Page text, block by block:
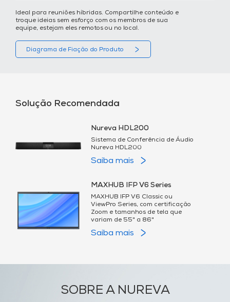
Ideal para reuniões híbridas. Compartilhe conteúdo e
troque ideias sem esforço com os membros de sua
equipe, estejam eles remotos ou no local.
Diagrama de Fiação do Produto
Solução Recomendada
Nureva HDL200
Sistema de Conferência de Áudio
Nureva HDL200
Saiba mais
MAXHUB IFP V6 Series
MAXHUB IFP V6 Classic ou
ViewPro Series, com certificação
Zoom e tamanhos de tela que
variam de 55" a 86"
Saiba mais
SOBRE A NUREVA